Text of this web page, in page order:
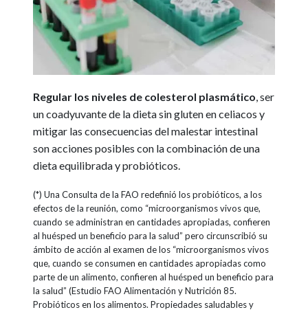
Regular los niveles de colesterol plasmático, ser
un coadyuvante de la dieta sin gluten en celiacos y
mitigar las consecuencias del malestar intestinal
son acciones posibles con la combinación de una
dieta equilibrada y probióticos.
(*) Una Consulta de la FAO redefinió los probióticos, a los
efectos de la reunión, como “microorganismos vivos que,
cuando se administran en cantidades apropiadas, confieren
al huésped un beneficio para la salud” pero circunscribió su
ámbito de acción al examen de los “microorganismos vivos
que, cuando se consumen en cantidades apropiadas como
parte de un alimento, confieren al huésped un beneficio para
la salud” (Estudio FAO Alimentación y Nutrición 85.
Probióticos en los alimentos. Propiedades saludables y